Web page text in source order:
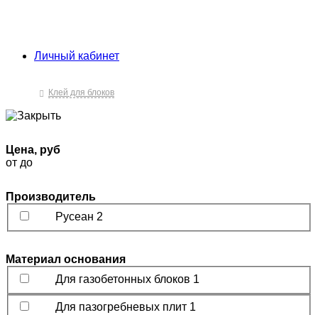
Личный кабинет
Клей для блоков
Цена, руб
от до
Производитель
Русеан 2
Материал основания
Для газобетонных блоков 1
Для пазогребневых плит 1